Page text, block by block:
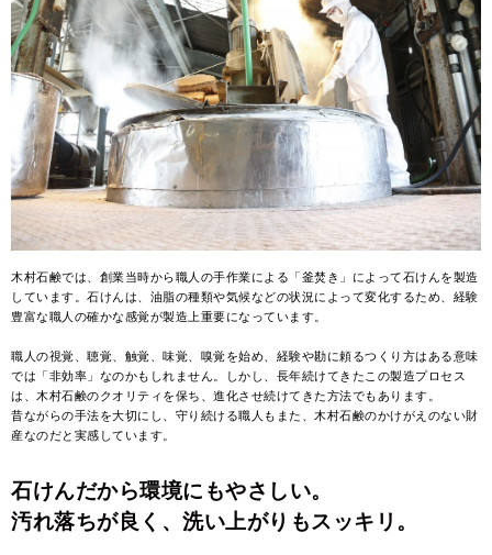
木村石鹸では、創業当時から職人の手作業による「釜焚き」によって石けんを製造
しています。石けんは、油脂の種類や気候などの状況によって変化するため、経験
豊富な職人の確かな感覚が製造上重要になっています。
職人の視覚、聴覚、触覚、味覚、嗅覚を始め、経験や勘に頼るつくり方はある意味
では「非効率」なのかもしれません。しかし、長年続けてきたこの製造プロセス
は、木村石鹸のクオリティを保ち、進化させ続けてきた方法でもあります。
昔ながらの手法を大切にし、守り続ける職人もまた、木村石鹸のかけがえのない財
産なのだと実感しています。
石けんだから環境にもやさしい。
汚れ落ちが良く、洗い上がりもスッキリ。